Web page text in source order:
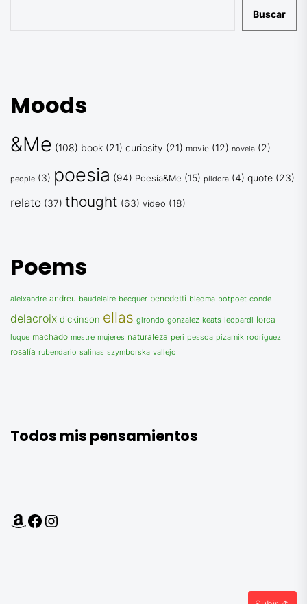
Buscar
Moods
&Me (108) book (21) curiosity (21) movie (12) novela (2)
people (3) poesia (94) Poesía&Me (15) píldora (4) quote (23)
relato (37) thought (63) video (18)
Poems
aleixandre andreu baudelaire becquer benedetti biedma botpoet conde
delacroix dickinson ellas girondo gonzalez keats leopardi lorca
luque machado mestre mujeres naturaleza peri pessoa pizarnik rodríguez
rosalía rubendario salinas szymborska vallejo
Todos mis pensamientos
Amazon
Facebook
Instagram